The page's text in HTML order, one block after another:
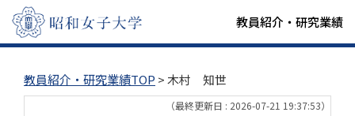
教員紹介・研究業績
教員紹介・研究業績TOP > 木村 知世
（最終更新日 : 2026-07-21 19:37:53）